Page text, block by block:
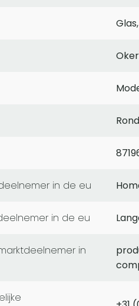
Rond
in de eu
in de eu